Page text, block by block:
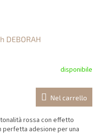
DEBORAH
disponibile
Nel carrello
tonalità rossa con effetto
adesione per una